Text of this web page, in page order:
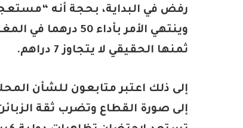
رفض في البداية، بحجة أنه
ثمنها الحقيقي لا يتجاوز 7 دراهم.
إلى ذلك اعتبر متابعون للشأن
إلى صورة القطاع وتضرب ثقة